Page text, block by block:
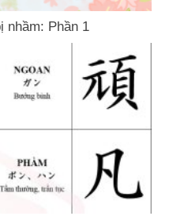
nhầm: Phần 1